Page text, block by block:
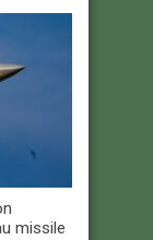
missile